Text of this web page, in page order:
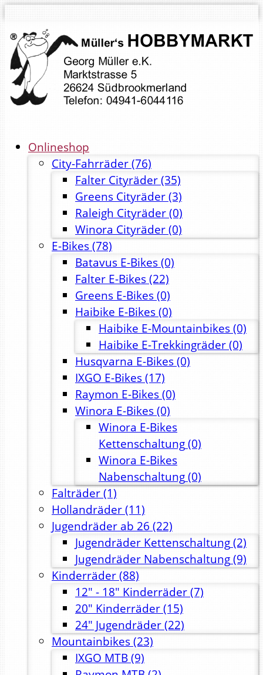
Onlineshop
City-Fahrräder(76)
Falter Cityräder(35)
Greens Cityräder(3)
Raleigh Cityräder(0)
Winora Cityräder(0)
E-Bikes(78)
Batavus E-Bikes(0)
Falter E-Bikes(22)
Greens E-Bikes(0)
Haibike E-Bikes(0)
Haibike E-Mountainbikes(0)
Haibike E-Trekkingräder(0)
Husqvarna E-Bikes(0)
IXGO E-Bikes(17)
Raymon E-Bikes(0)
Winora E-Bikes(0)
Winora E-Bikes
Kettenschaltung(0)
Winora E-Bikes
Nabenschaltung(0)
Falträder(1)
Hollandräder(11)
Jugendräder ab 26 (22)
Jugendräder Kettenschaltung(2)
Jugendräder Nabenschaltung(9)
Kinderräder(88)
12" - 18" Kinderräder(7)
20" Kinderräder(15)
24" Jugendräder(22)
Mountainbikes(23)
IXGO MTB(9)